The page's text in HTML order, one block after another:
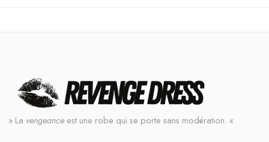
» La vengeance est une robe qui se porte sans modération. «